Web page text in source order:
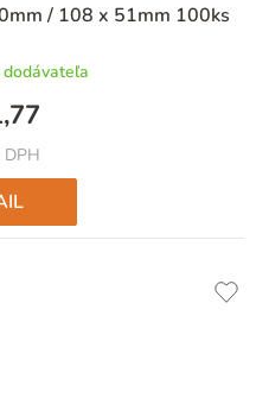
/ 108 x 51mm 100ks
DPH